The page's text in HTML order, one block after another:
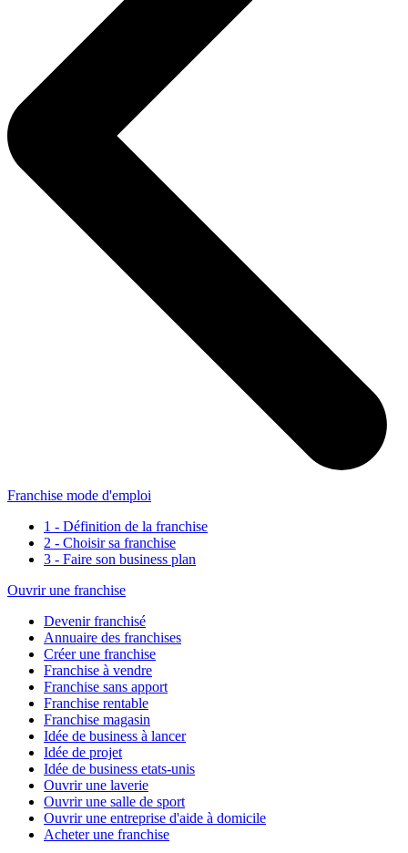
Franchise mode d'emploi
1 - Définition de la franchise
2 - Choisir sa franchise
3 - Faire son business plan
Ouvrir une franchise
Devenir franchisé
Annuaire des franchises
Créer une franchise
Franchise à vendre
Franchise sans apport
Franchise rentable
Franchise magasin
Idée de business à lancer
Idée de projet
Idée de business etats-unis
Ouvrir une laverie
Ouvrir une salle de sport
Ouvrir une entreprise d'aide à domicile
Acheter une franchise